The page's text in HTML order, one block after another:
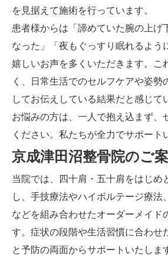
を見据えて施術を行っています。
患者様からは「諦めていた腕の上げ
なった」「夜もぐっすり眠れるよう
嬉しいお声を多くいただきます。こ
く、日常生活でのセルフケアや姿勢
してお伝えしている結果だと感じて
お悩みの方は、一人で抱え込まず、
ください。私たちが全力でサポート
京成津田沼整骨院のご
当院では、四十肩・五十肩をはじめ
し、手技療法やハイボルテージ療法
などを組み合わせたオーダーメイド
す。症状の段階や生活習慣に合わせ
と予防の両面からサポートいたしま